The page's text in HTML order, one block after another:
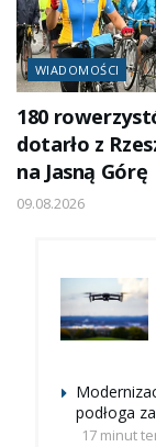
WIADOMOŚCI
180
dotarło z
na Jasną Górę
09.08.2026
podłoga
17 minut